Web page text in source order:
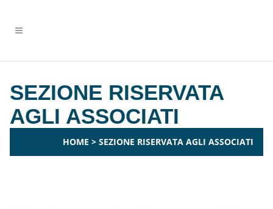
SEZIONE RISERVATA
AGLI ASSOCIATI
HOME > SEZIONE RISERVATA AGLI ASSOCIATI